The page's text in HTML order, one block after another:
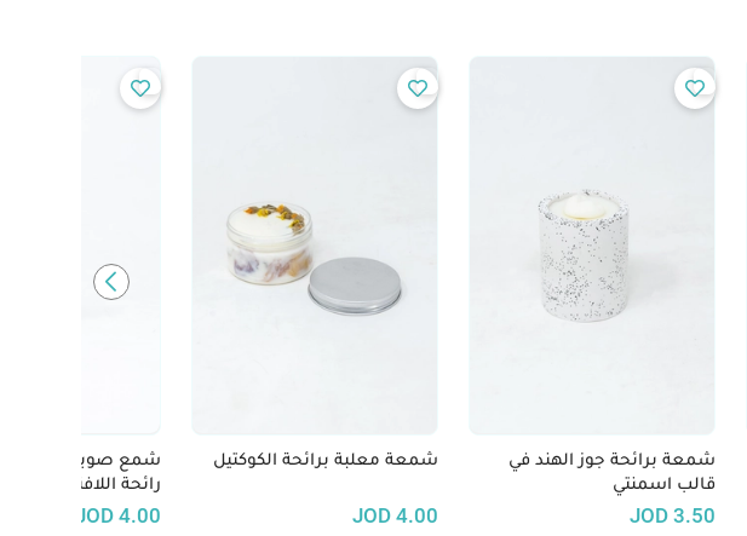
شمعة برائحة جوز الهند في
قالب اسمنتي
3.50
JOD
شمعة معلبة برائحة الكوكتيل
4.00
JOD
شمع صويا على
رائحة اللافندر
4.00
JOD